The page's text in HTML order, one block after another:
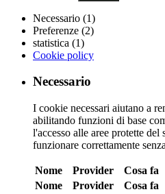
Necessario (1)
Preferenze (2)
statistica (1)
Cookie policy
Necessario
I cookie necessari aiutano a
abilitando funzioni di base
l'accesso alle aree protette
funzionare correttamente
Nome Provider Cosa fa
Nome
Provider Cosa fa